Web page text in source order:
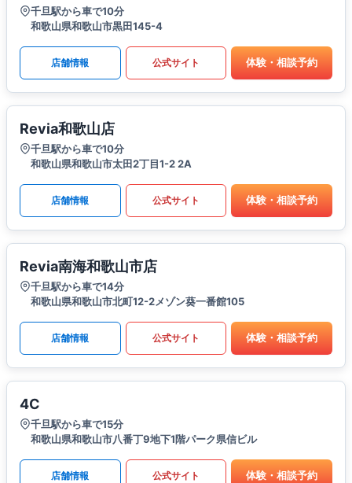
千旦駅から車で10分
和歌山県和歌山市黒田145-4
店舗情報 公式サイト 体験・相談予約
Revia和歌山店
千旦駅から車で10分
和歌山県和歌山市太田2丁目1-2 2A
店舗情報 公式サイト 体験・相談予約
Revia南海和歌山市店
千旦駅から車で14分
和歌山県和歌山市北町12-2メゾン葵一番館105
店舗情報 公式サイト 体験・相談予約
4C
千旦駅から車で15分
和歌山県和歌山市八番丁9地下1階パーク県信ビル
店舗情報 公式サイト 体験・相談予約